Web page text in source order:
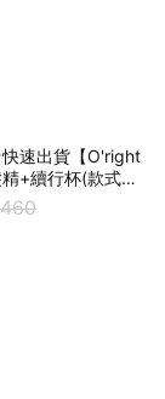
速出貨【O'right
+續行杯(款式任
盒